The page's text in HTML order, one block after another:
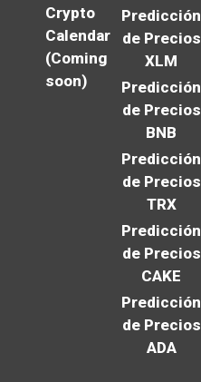
Crypto
Calendar
(Coming
soon)
Predicción
de Precios
XLM
Predicción
de Precios
BNB
Predicción
de Precios
TRX
Predicción
de Precios
CAKE
Predicción
de Precios
ADA